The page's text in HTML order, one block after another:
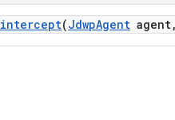
intercept(JdwpAgent agent,